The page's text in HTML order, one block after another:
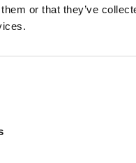
or that they’ve
Stellfläche
der Installationskosten